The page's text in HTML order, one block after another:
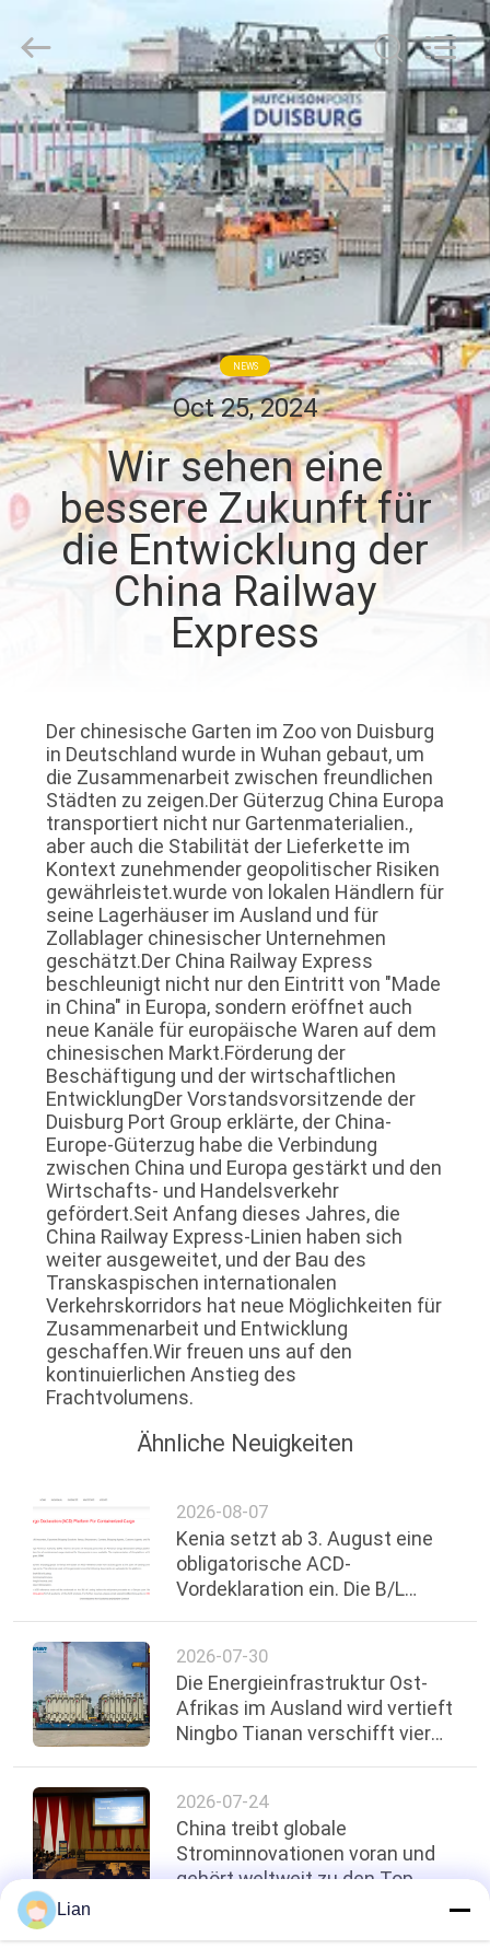
HAUS
PRODUKTE
VR
UNS
FABRIK-
AUSFLUG
QUALITÄTSKONTROLLE
MIT
UNS
VERBINDUNG
NACHRICHTEN
FORDERN
SIE EIN
ZITAT
SITEMAP
PRIVACY
POLICY
(Group)
Co.,Ltd..
Rights
Reserved.
NEWS
Oct 25, 2024
Wir sehen eine
bessere Zukunft für
die Entwicklung der
China Railway
Express
Der chinesische Garten im Zoo von Duisburg
in Deutschland wurde in Wuhan gebaut, um
die Zusammenarbeit zwischen freundlichen
Städten zu zeigen.Der Güterzug China Europa
transportiert nicht nur Gartenmaterialien.,
aber auch die Stabilität der Lieferkette im
Kontext zunehmender geopolitischer Risiken
gewährleistet.wurde von lokalen Händlern für
seine Lagerhäuser im Ausland und für
Zollablager chinesischer Unternehmen
geschätzt.Der China Railway Express
beschleunigt nicht nur den Eintritt von "Made
in China" in Europa, sondern eröffnet auch
neue Kanäle für europäische Waren auf dem
chinesischen Markt.Förderung der
Beschäftigung und der wirtschaftlichen
EntwicklungDer Vorstandsvorsitzende der
Duisburg Port Group erklärte, der China-
Europe-Güterzug habe die Verbindung
zwischen China und Europa gestärkt und den
Wirtschafts- und Handelsverkehr
gefördert.Seit Anfang dieses Jahres, die
China Railway Express-Linien haben sich
weiter ausgeweitet, und der Bau des
Transkaspischen internationalen
Verkehrskorridors hat neue Möglichkeiten für
Zusammenarbeit und Entwicklung
geschaffen.Wir freuen uns auf den
kontinuierlichen Anstieg des
Frachtvolumens.
Ähnliche Neuigkeiten
2026-08-07
Kenia setzt ab 3. August eine
obligatorische ACD-
Vordeklaration ein. Die B/L
2026-07-30
Die Energieinfrastruktur Ost-
Afrikas im Ausland wird vertieft
Ningbo Tianan verschifft vier
2026-07-24
China treibt globale
Strominnovationen voran und
gehört weltweit zu den Top
Lian